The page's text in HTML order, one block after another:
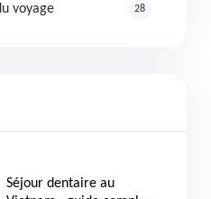
voyage 28
Séjour dentaire au